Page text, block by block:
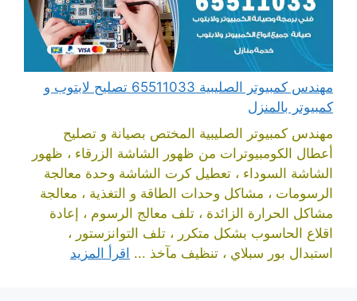
مهندس كمبيوتر الصليبية 65511033 تصليح لابتوب و
كمبيوتر بالمنزل
مهندس كمبيوتر الصليبية المختص بصيانة و تصليح
أعطال الكومبيوترات من ظهور الشاشة الزرقاء ، ظهور
الشاشة السوداء ، تعطيل كرت الشاشة وحدة معالجة
الرسومات ، مشاكل وحدات الطاقة و التغذية ، معالجة
مشاكل الحرارة الزائدة ، تلف معالج الرسوم ، إعادة
اقلاع الحاسوب بشكل متكرر ، تلف التوانزستور ،
استبدال بور سبلاي ، تنظيف مآخذ ... اقرأ المزيد